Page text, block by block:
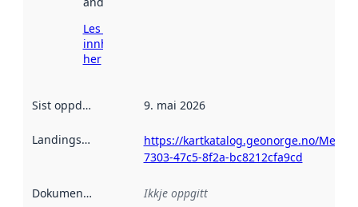
Les meir om
innhenting
her
Sist oppdatert 9. mai 2026
Landingsside
https://kartkatalog.geonorge.no/
7303-47c5-8f2a-bc8212cfa9cd
Dokumentasjon Ikkje oppgitt